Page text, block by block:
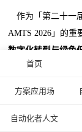
作为「第二十一
AMTS 2026」的重
数字化转型与绿色
化与低碳化。“AI
首页
方案应用场
自动化者人文